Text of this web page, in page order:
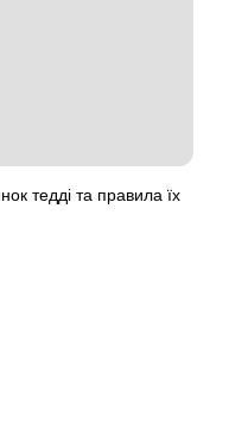
тедді та правила їх